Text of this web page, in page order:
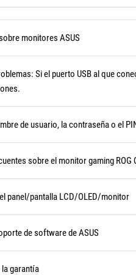
monitores ASUS
Si el puerto USB al que
de usuario, la contraseña o el
sobre el monitor gaming ROG
panel/pantalla LCD/OLED/monitor
de software de ASUS
garantía